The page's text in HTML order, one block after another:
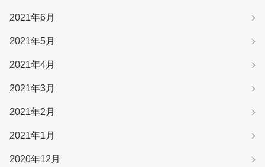
2021年6月
2021年5月
2021年4月
2021年3月
2021年2月
2021年1月
2020年12月